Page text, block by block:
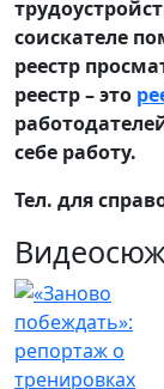
соискателе
реестр
реестр – это
себе работу.
Тел. для